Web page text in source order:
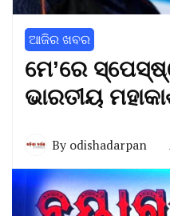
ଆଜିର ଖବର
ମେ’ରେ
ଭାରତୀୟ
By odishadarpan